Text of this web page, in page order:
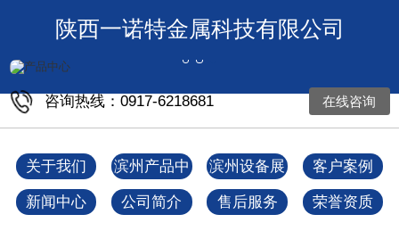
陕西一诺特金属科技有限公司
咨询热线：0917-6218681 在线咨询
关于我们
滨州产品中
心
滨州设备展
示
客户案例
新闻中心 公司简介 售后服务 荣誉资质